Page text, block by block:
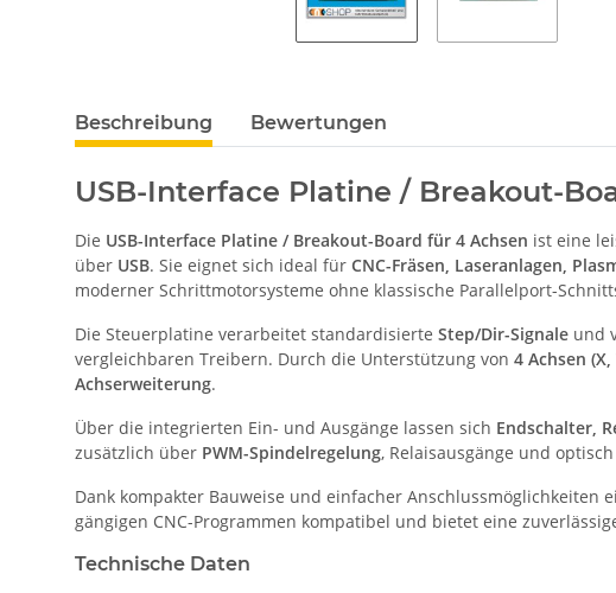
Beschreibung Bewertungen
USB-Interface Platine / Breakout-
Die USB-Interface Platine / Breakout-Board für 4 Achsen ist eine
über USB. Sie eignet sich ideal für CNC-Fräsen, Laseranlagen,
moderner Schrittmotorsysteme ohne klassische Parallelport-
Die Steuerplatine verarbeitet standardisierte Step/Dir-Signale und
vergleichbaren Treibern. Durch die Unterstützung von 4 Achsen (X,
Achserweiterung.
Über die integrierten Ein- und Ausgänge lassen sich Endschalter,
zusätzlich über PWM-Spindelregelung, Relaisausgänge und
Dank kompakter Bauweise und einfacher Anschlussmöglichkeiten
gängigen CNC-Programmen kompatibel und bietet eine
Technische Daten